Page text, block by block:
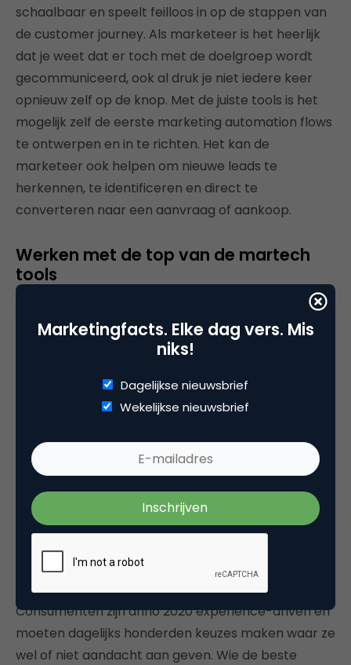
schaalbaar en speelt feilloos in op de stappen van
de customer journey. Als marketeer is het heerlijk
dat je weet dat er toch met de doelgroep wordt
gecommuniceerd, ook al druk je niet iedere keer
opnieuw zelf op de knop. Met de juiste tools is het
mogelijk zelf de eerste marketing automation flows
te ontwerpen en in te richten. Het kan de
marketeer ook helpen om nieuwe leads te
herkennen, te identificeren en direct te
converteren naar een aanvraag of aankoop.
Werken met de top van de martech
tools
Er zijn ruim 8.000 marketing softwareapplicaties die
op allerlei manieren het contact tussen de
organisatie en de doelgroep optimaliseren. Op elk
gebied zijn superieure oplossingen te krijgen. Van
sociale media campagnes tot e-commerce, van
slimme analytics tot loyaliteitsprogramma’s. De
meeste tools zijn toegankelijk en beheersbaar, ook
voor de niet-technische marketeers. En iedere dag
opleiding gaat in op het selecteren van de juiste
tools die passen bij de doelen van organisaties.
Creëren van engagement
Consumenten zijn anno 2020 experience-driven en
moeten dagelijks honderden keuzes maken waar ze
wel of niet aandacht aan geven. Wie de beste
Marketingfacts. Elke dag vers. Mis
niks!
Dagelijkse nieuwsbrief
Wekelijkse nieuwsbrief